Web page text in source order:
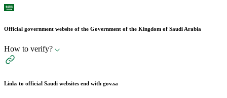
Official government website of the Government of the Kingdom of Saudi Arabia
How to verify?
Links to official Saudi websites end with gov.sa